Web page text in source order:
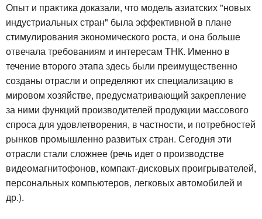
Опыт и практика доказали, что модель азиатских "новых
индустриальных стран" была эффективной в плане
стимулирования экономического роста, и она больше
отвечала требованиям и интересам ТНК. Именно в
течение второго этапа здесь были преимущественно
созданы отрасли и определяют их специализацию в
мировом хозяйстве, предусматривающий закрепление
за ними функций производителей продукции массового
спроса для удовлетворения, в частности, и потребностей
рынков промышленно развитых стран. Сегодня эти
отрасли стали сложнее (речь идет о производстве
видеомагнитофонов, компакт-дисковых проигрывателей,
персональных компьютеров, легковых автомобилей и
др.).